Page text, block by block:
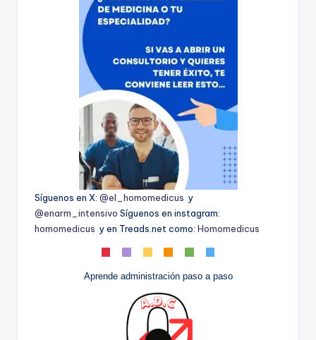
Síguenos en X: @el_homomedicus y
@enarm_intensivo Síguenos en instagram:
homomedicus y en Treads.net como: Homomedicus
Aprende administración paso a paso